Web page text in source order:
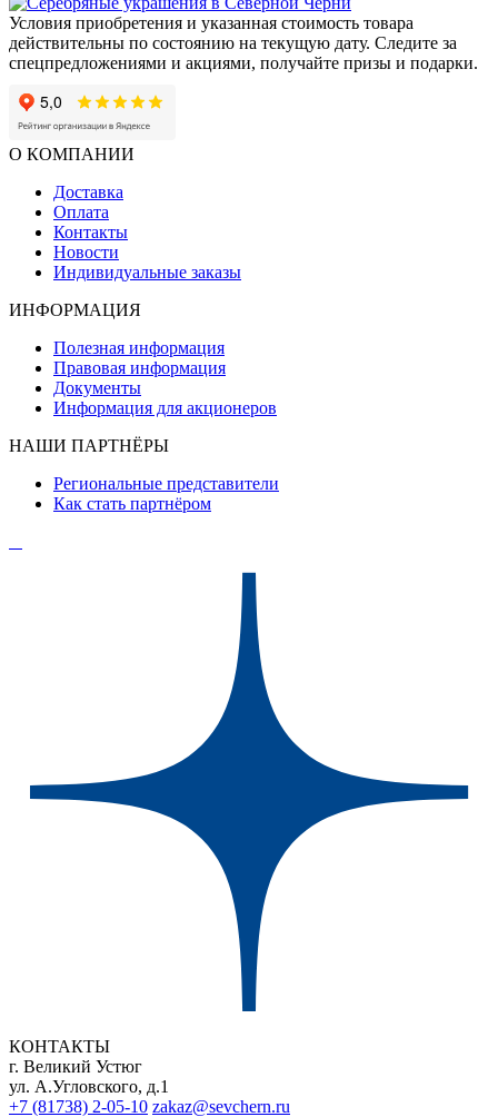
Условия приобретения и указанная стоимость товара
действительны по состоянию на текущую дату. Следите за
спецпредложениями и акциями, получайте призы и подарки.
О КОМПАНИИ
Доставка
Оплата
Контакты
Новости
Индивидуальные заказы
ИНФОРМАЦИЯ
Полезная информация
Правовая информация
Документы
Информация для акционеров
НАШИ ПАРТНЁРЫ
Региональные представители
Как стать партнёром
КОНТАКТЫ
г. Великий Устюг
ул. А.Угловского, д.1
+7 (81738) 2-05-10 zakaz@sevchern.ru